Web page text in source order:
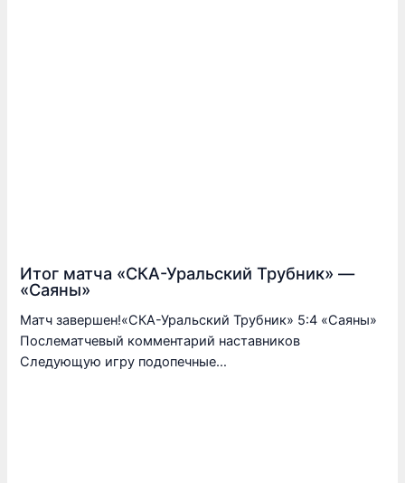
Итог матча «СКА-Уральский Трубник» —
«Саяны»
Матч завершен!«СКА-Уральский Трубник» 5:4 «Саяны»
Послематчевый комментарий наставников
Следующую игру подопечные…